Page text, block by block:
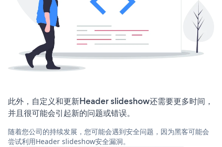
此外，自定义和更新Header slideshow还需要更多时间，
并且很可能会引起新的问题或错误。
随着您公司的持续发展，您可能会遇到安全问题，因为黑客可能会
尝试利用Header slideshow安全漏洞。